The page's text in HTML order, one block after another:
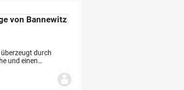
von Bannewitz
durch
und einen